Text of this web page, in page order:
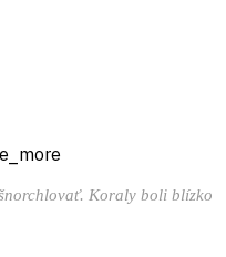
Koraly boli blízko